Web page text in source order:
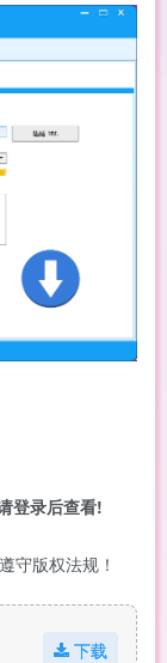
登录后查看!
守版权法规！
下载